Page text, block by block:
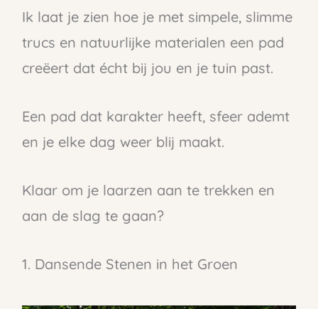
Ik laat je zien hoe je met simpele, slimme
trucs en natuurlijke materialen een pad
creëert dat écht bij jou en je tuin past.
Een pad dat karakter heeft, sfeer ademt
en je elke dag weer blij maakt.
Klaar om je laarzen aan te trekken en
aan de slag te gaan?
1. Dansende Stenen in het Groen